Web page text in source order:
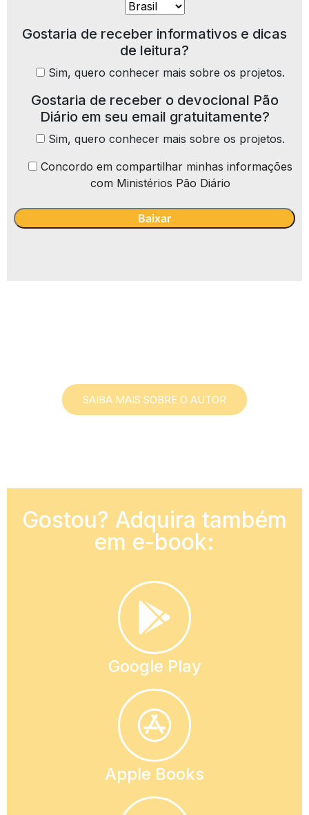
Gostaria de receber informativos e dicas
de leitura?
Sim, quero conhecer mais sobre os projetos.
Gostaria de receber o devocional Pão
Diário em seu email gratuitamente?
Sim, quero conhecer mais sobre os projetos.
Concordo em compartilhar minhas informações
com Ministérios Pão Diário
SAIBA MAIS SOBRE O AUTOR
Gostou? Adquira também
em e-book:
Google Play
Apple Books